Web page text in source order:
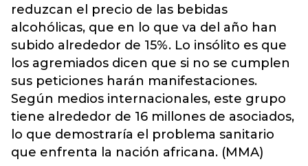
reduzcan el precio de las bebidas
alcohólicas, que en lo que va del año han
subido alrededor de 15%. Lo insólito es que
los agremiados dicen que si no se cumplen
sus peticiones harán manifestaciones.
Según medios internacionales, este grupo
tiene alrededor de 16 millones de asociados,
lo que demostraría el problema sanitario
que enfrenta la nación africana. (MMA)